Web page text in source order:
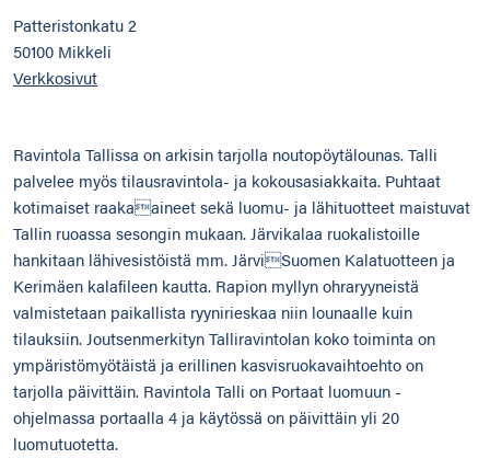
Patteristonkatu 2
50100 Mikkeli
Verkkosivut
Ravintola Tallissa on arkisin tarjolla noutopöytälounas. Talli
palvelee myös tilausravintola- ja kokousasiakkaita. Puhtaat
kotimaiset raakaaineet sekä luomu- ja lähituotteet maistuvat
Tallin ruoassa sesongin mukaan. Järvikalaa ruokalistoille
hankitaan lähivesistöistä mm. JärviSuomen Kalatuotteen ja
Kerimäen kalafileen kautta. Rapion myllyn ohraryyneistä
valmistetaan paikallista ryynirieskaa niin lounaalle kuin
tilauksiin. Joutsenmerkityn Talliravintolan koko toiminta on
ympäristömyötäistä ja erillinen kasvisruokavaihtoehto on
tarjolla päivittäin. Ravintola Talli on Portaat luomuun -
ohjelmassa portaalla 4 ja käytössä on päivittäin yli 20
luomutuotetta.